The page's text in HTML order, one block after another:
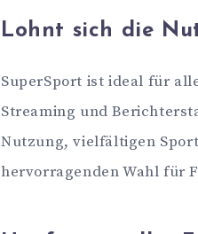
Lohnt sich die
SuperSport ist ideal für
Streaming und
Nutzung, vielfältigen
hervorragenden Wahl für